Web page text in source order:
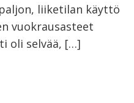
liiketilan käyttö
vuokrausasteet
oli selvää, […]